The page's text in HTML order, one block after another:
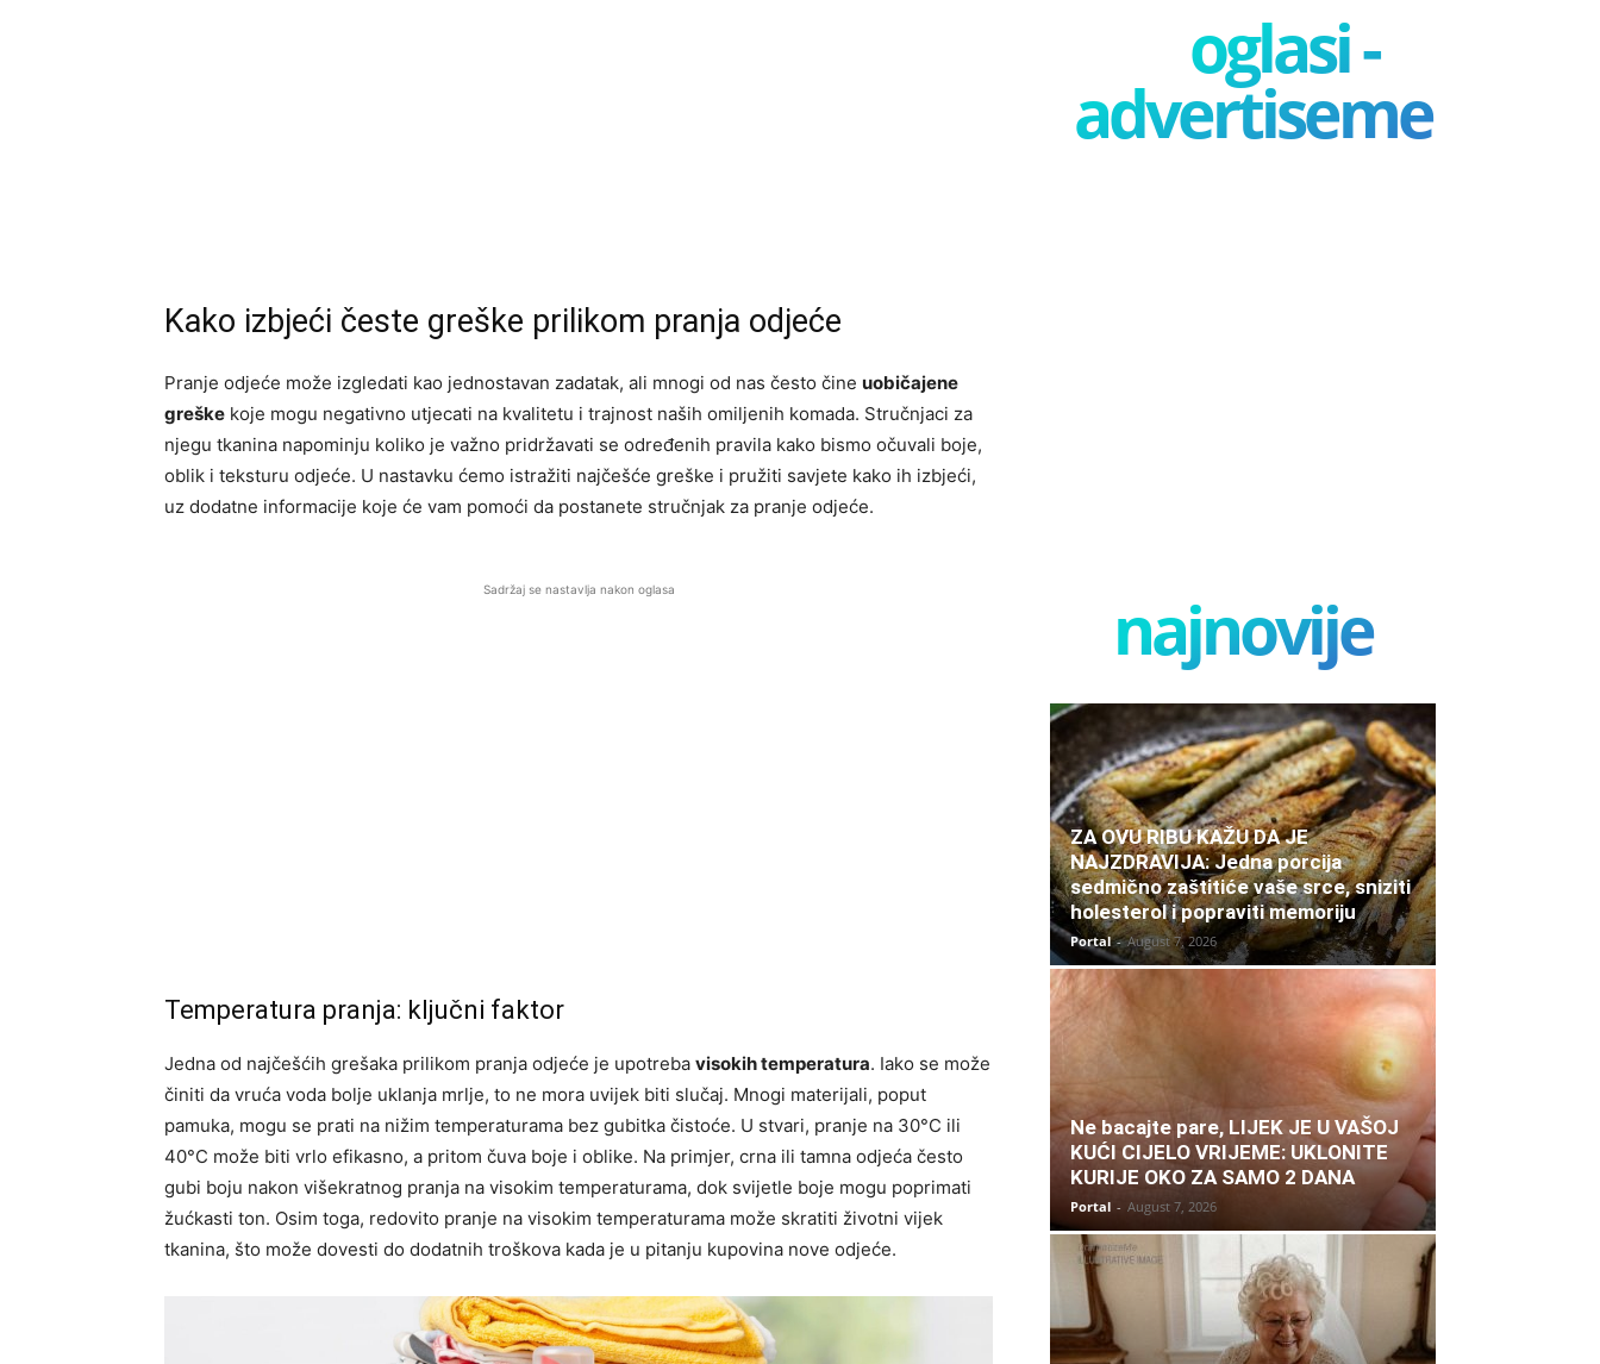
Kako izbjeći česte greške prilikom pranja odjeće
Pranje odjeće može izgledati kao jednostavan zadatak, ali mnogi od nas često čine uobičajene
greške koje mogu negativno utjecati na kvalitetu i trajnost naših omiljenih komada. Stručnjaci za
njegu tkanina napominju koliko je važno pridržavati se određenih pravila kako bismo očuvali boje,
oblik i teksturu odjeće. U nastavku ćemo istražiti najčešće greške i pružiti savjete kako ih izbjeći,
uz dodatne informacije koje će vam pomoći da postanete stručnjak za pranje odjeće.
Sadržaj se nastavlja nakon oglasa
Temperatura pranja: ključni faktor
Jedna od najčešćih grešaka prilikom pranja odjeće je upotreba visokih temperatura. Iako se može
činiti da vruća voda bolje uklanja mrlje, to ne mora uvijek biti slučaj. Mnogi materijali, poput
pamuka, mogu se prati na nižim temperaturama bez gubitka čistoće. U stvari, pranje na 30°C ili
40°C može biti vrlo efikasno, a pritom čuva boje i oblike. Na primjer, crna ili tamna odjeća često
gubi boju nakon višekratnog pranja na visokim temperaturama, dok svijetle boje mogu poprimati
žućkasti ton. Osim toga, redovito pranje na visokim temperaturama može skratiti životni vijek
tkanina, što može dovesti do dodatnih troškova kada je u pitanju kupovina nove odjeće.
oglasi -
advertisement
najnovije
ZA OVU RIBU KAŽU DA JE
NAJZDRAVIJA: Jedna porcija
sedmično zaštitiće vaše srce, sniziti
holesterol i popraviti memoriju
Portal - August 7, 2026
Ne bacajte pare, LIJEK JE U VAŠOJ
KUĆI CIJELO VRIJEME: UKLONITE
KURIJE OKO ZA SAMO 2 DANA
Portal - August 7, 2026